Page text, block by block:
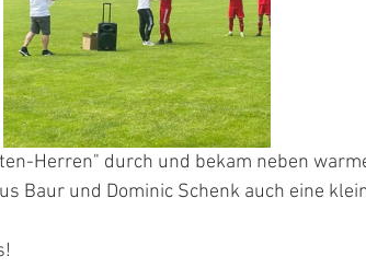
Herren" durch und bekam neben
Baur und Dominic Schenk auch eine